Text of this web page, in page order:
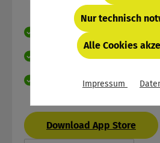
schreiben
Schneller Überblick durch
Light- und Darkmodus
Für Abonnenten kostenlos
Download App Store
Nur technisch
Alle Cookies
Impressum